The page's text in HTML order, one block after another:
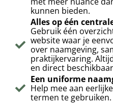
kunnen bieden.
Alles op één
Gebruik één
website waar je
over naamgeving,
praktijkervaring.
en direct
Een uniforme
Help mee aan
termen te gebruiken.